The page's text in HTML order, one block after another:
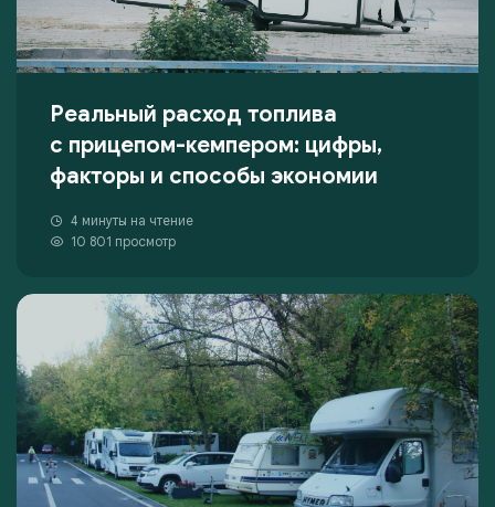
Реальный расход топлива
с прицепом-кемпером: цифры,
факторы и способы экономии
4 минуты на чтение
10 801 просмотр